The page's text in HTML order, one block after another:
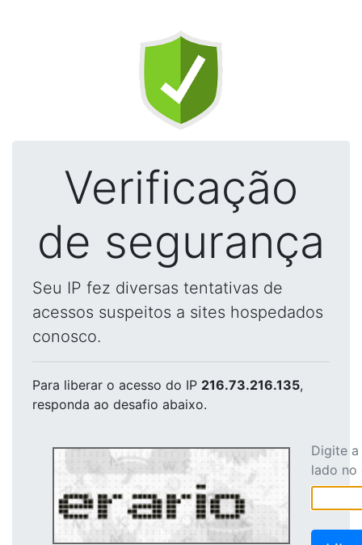
Verificação
de segurança
Seu IP fez diversas tentativas de
acessos suspeitos a sites hospedados
conosco.
Para liberar o acesso do IP 216.73.216.135,
responda ao desafio abaixo.
Digite
lado no